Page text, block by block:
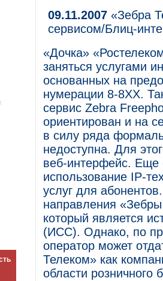
09.11.2007 «Зебра
сервисом/Блиц-
«Дочка»
заняться услугами
основанных на
нумерации 8-8XX.
сервис Zebra
ориентирован и на
в силу ряда
недоступна. Для
веб-интерфейс. Еще
использование IP-
услуг для
направления
который является
(ИСС). Однако, по
оператор может
Телеком» как
области розничного